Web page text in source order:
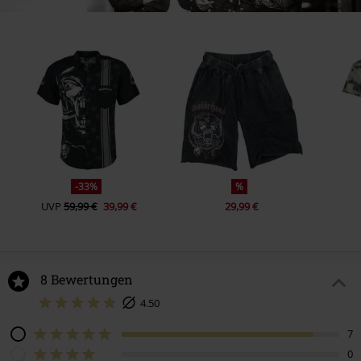
-33%
UVP 59,99 € 39,99 €
%
29,99 €
8 Bewertungen
4.50
7
0